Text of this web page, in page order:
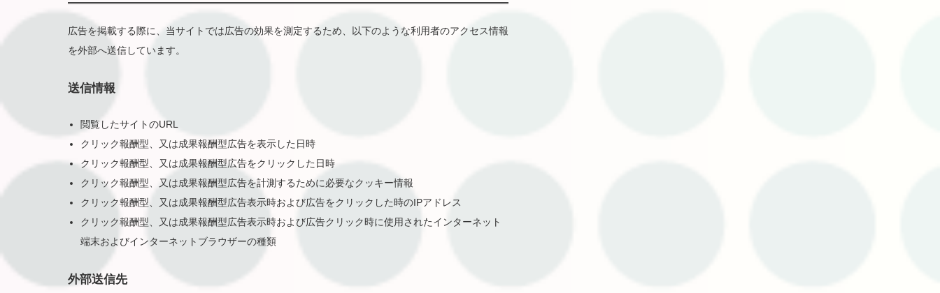
広告を掲載する際に、当サイトでは広告の効果を測定するため、以下のような利用者のアクセス情報
を外部へ送信しています。
送信情報
閲覧したサイトのURL
クリック報酬型、又は成果報酬型広告を表示した日時
クリック報酬型、又は成果報酬型広告をクリックした日時
クリック報酬型、又は成果報酬型広告を計測するために必要なクッキー情報
クリック報酬型、又は成果報酬型広告表示時および広告をクリックした時のIPアドレス
クリック報酬型、又は成果報酬型広告表示時および広告クリック時に使用されたインターネット
端末およびインターネットブラウザーの種類
外部送信先